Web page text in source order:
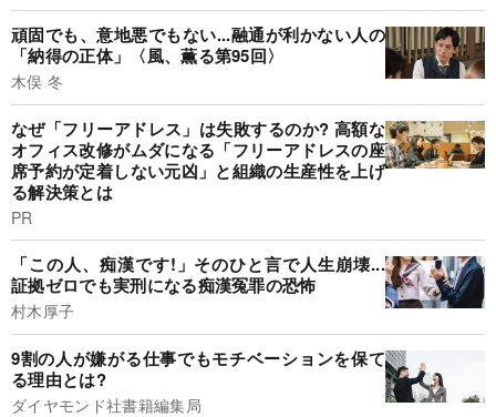
頑固でも、意地悪でもない...融通が利かない人の
「納得の正体」〈風、薫る第95回〉
木俣 冬
なぜ「フリーアドレス」は失敗するのか? 高額な
オフィス改修がムダになる「フリーアドレスの座
席予約が定着しない元凶」と組織の生産性を上げ
る解決策とは
PR
「この人、痴漢です!」そのひと言で人生崩壊...
証拠ゼロでも実刑になる痴漢冤罪の恐怖
村木厚子
9割の人が嫌がる仕事でもモチベーションを保て
る理由とは?
ダイヤモンド社書籍編集局